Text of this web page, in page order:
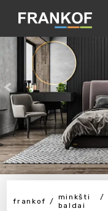
frankof
minkšti
baldai